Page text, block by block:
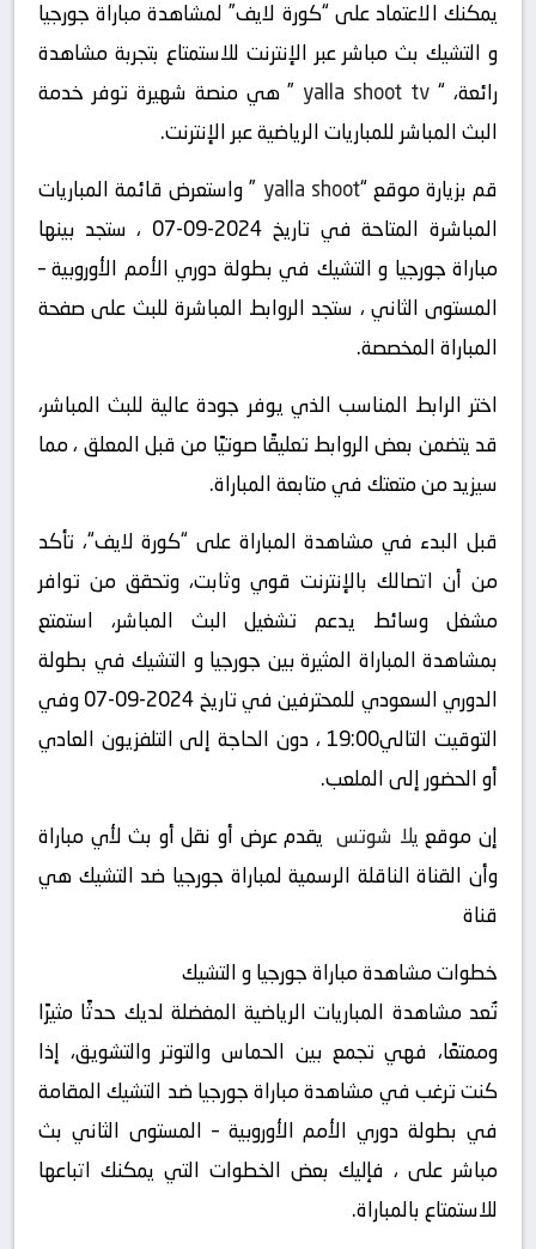
يمكنك الاعتماد على “كورة لايف” لمشاهدة مباراة جورجيا
و التشيك بث مباشر عبر الإنترنت للاستمتاع بتجربة مشاهدة
رائعة، “ yalla shoot tv ” هي منصة شهيرة توفر خدمة
البث المباشر للمباريات الرياضية عبر الإنترنت.
قم بزيارة موقع “yalla shoot ” واستعرض قائمة المباريات
المباشرة المتاحة في تاريخ 2024-09-07 ، ستجد بينها
مباراة جورجيا و التشيك في بطولة دوري الأمم الأوروبية –
المستوى الثاني ، ستجد الروابط المباشرة للبث على صفحة
المباراة المخصصة.
اختر الرابط المناسب الذي يوفر جودة عالية للبث المباشر،
قد يتضمن بعض الروابط تعليقًا صوتيًا من قبل المعلق ، مما
سيزيد من متعتك في متابعة المباراة.
قبل البدء في مشاهدة المباراة على “كورة لايف“، تأكد
من أن اتصالك بالإنترنت قوي وثابت، وتحقق من توافر
مشغل وسائط يدعم تشغيل البث المباشر، استمتع
بمشاهدة المباراة المثيرة بين جورجيا و التشيك في بطولة
الدوري السعودي للمحترفين في تاريخ 2024-09-07 وفي
التوقيت التالي19:00 ، دون الحاجة إلى التلفزيون العادي
أو الحضور إلى الملعب.
إن موقع يلا شوتسيقدم عرض أو نقل أو بث لأي مباراة
وأن القناة الناقلة الرسمية لمباراة جورجيا ضد التشيك هي
قناة
خطوات مشاهدة مباراة جورجيا و التشيك
تُعد مشاهدة المباريات الرياضية المفضلة لديك حدثًا مثيرًا
وممتعًا، فهي تجمع بين الحماس والتوتر والتشويق، إذا
كنت ترغب في مشاهدة مباراة جورجيا ضد التشيك المقامة
في بطولة دوري الأمم الأوروبية – المستوى الثاني بث
مباشر على ، فإليك بعض الخطوات التي يمكنك اتباعها
للاستمتاع بالمباراة.